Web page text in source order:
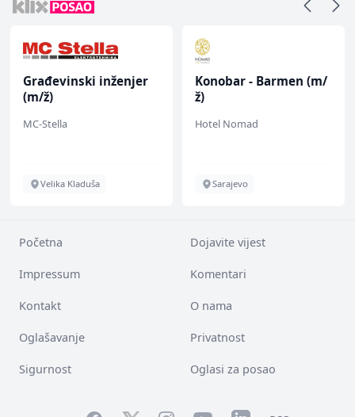
Građevinski inženjer
(m/ž)
MC-Stella
Velika Kladuša
Konobar - Barmen (m/
ž)
Hotel Nomad
Sarajevo
Početna Dojavite vijest
Impressum Komentari
Kontakt O nama
Oglašavanje Privatnost
Sigurnost Oglasi za posao